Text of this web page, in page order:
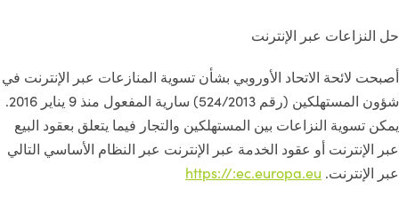
حل النزاعات عبر الإنترنت
أصبحت لائحة الاتحاد الأوروبي بشأن تسوية المنازعات عبر الإنترنت في
شؤون المستهلكين (رقم 524/2013) سارية المفعول منذ 9 يناير 2016.
يمكن تسوية النزاعات بين المستهلكين والتجار فيما يتعلق بعقود البيع
عبر الإنترنت أو عقود الخدمة عبر الإنترنت عبر النظام الأساسي التالي
عبر الإنترنت. https://:ec.europa.eu